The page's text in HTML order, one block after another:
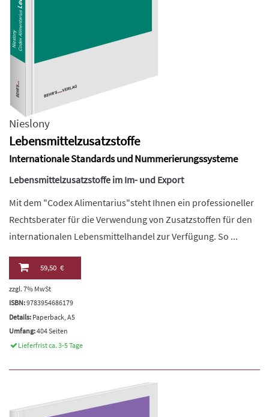
Nieslony
Lebensmittelzusatzstoffe
Internationale Standards und Nummerierungssysteme
Lebensmittelzusatzstoffe im Im- und Export
Mit dem "Codex Alimentarius"steht Ihnen ein professioneller
Rechtsberater für die Verwendung von Zusatzstoffen für den
internationalen Lebensmittelhandel zur Verfügung. So ...
59,50 €
zzgl. 7% MwSt
ISBN:9783954686179
Details: Paperback, A5
Umfang:404 Seiten
Lieferfrist ca. 3-5 Tage